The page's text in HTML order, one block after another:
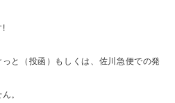
!
と（投函）もしくは、佐川急便での発
。